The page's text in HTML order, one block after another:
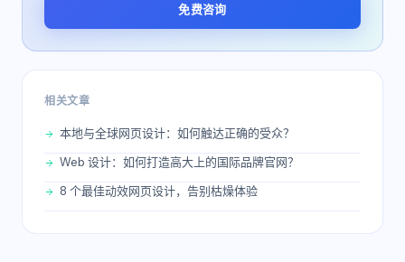
免费咨询
相关文章
本地与全球网页设计：如何触达正确的受众？
Web 设计：如何打造高大上的国际品牌官网？
8 个最佳动效网页设计，告别枯燥体验